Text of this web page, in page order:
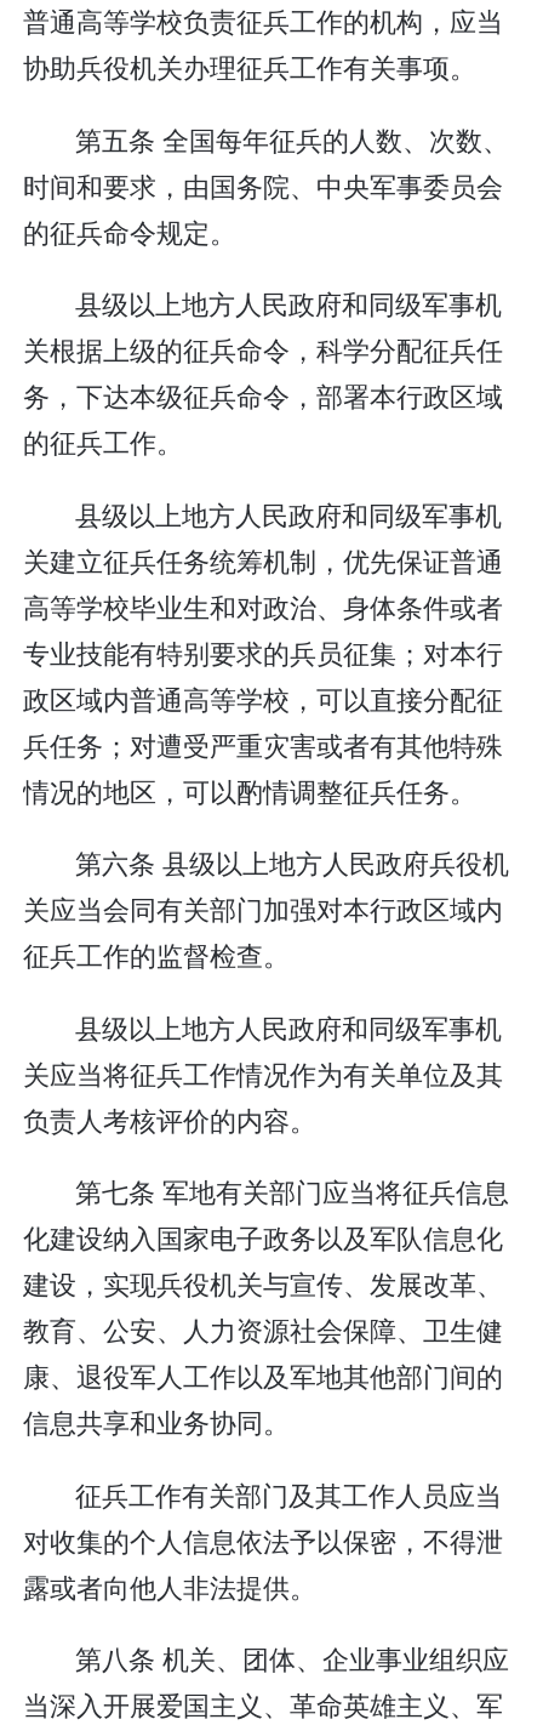
普通高等学校负责征兵工作的机构，应当
协助兵役机关办理征兵工作有关事项。
第五条 全国每年征兵的人数、次数、
时间和要求，由国务院、中央军事委员会
的征兵命令规定。
县级以上地方人民政府和同级军事机
关根据上级的征兵命令，科学分配征兵任
务，下达本级征兵命令，部署本行政区域
的征兵工作。
县级以上地方人民政府和同级军事机
关建立征兵任务统筹机制，优先保证普通
高等学校毕业生和对政治、身体条件或者
专业技能有特别要求的兵员征集；对本行
政区域内普通高等学校，可以直接分配征
兵任务；对遭受严重灾害或者有其他特殊
情况的地区，可以酌情调整征兵任务。
第六条 县级以上地方人民政府兵役机
关应当会同有关部门加强对本行政区域内
征兵工作的监督检查。
县级以上地方人民政府和同级军事机
关应当将征兵工作情况作为有关单位及其
负责人考核评价的内容。
第七条 军地有关部门应当将征兵信息
化建设纳入国家电子政务以及军队信息化
建设，实现兵役机关与宣传、发展改革、
教育、公安、人力资源社会保障、卫生健
康、退役军人工作以及军地其他部门间的
信息共享和业务协同。
征兵工作有关部门及其工作人员应当
对收集的个人信息依法予以保密，不得泄
露或者向他人非法提供。
第八条 机关、团体、企业事业组织应
当深入开展爱国主义、革命英雄主义、军